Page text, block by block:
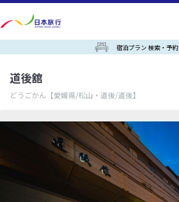
宿泊プラン 検索・予約
道後舘
どうごかん 【愛媛県/松山・道後/道後】